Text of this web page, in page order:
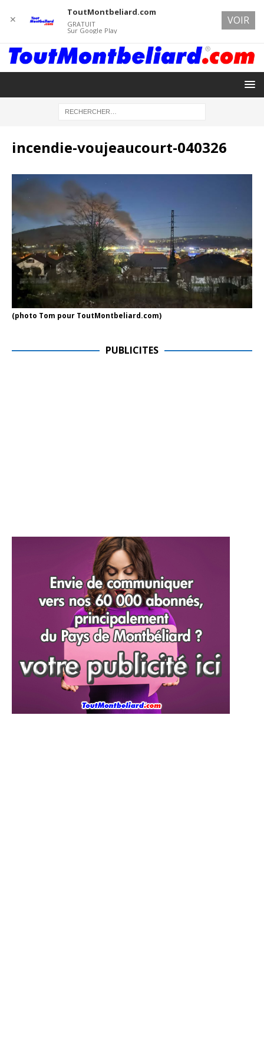
incendie-voujeaucourt-040326
(photo Tom pour ToutMontbeliard.com)
PUBLICITES
✕
ToutMontbeliard.com
GRATUIT
Sur Google Play
VOIR